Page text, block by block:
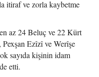
itiraf ve zorla kaybetme
az 24 Beluç ve 22 Kürt
Ezîzî ve Werîşe
sayıda kişinin idam
etti.